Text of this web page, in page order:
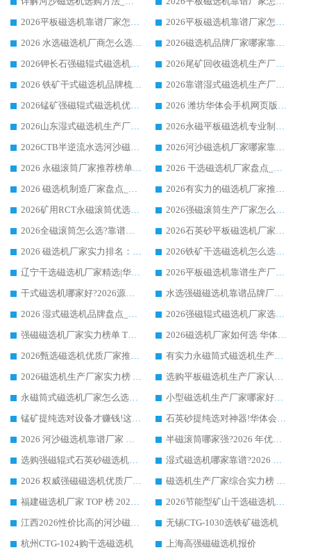
2026平板磁选机靠谱厂家怎么选？华体会手机网页版-华体会(中国) 凭硬实力甄选合作品牌
2026平板磁选机靠谱厂家怎么选？华体会手机网页版-华体会(中国) 凭硬实力甄选合作品牌
2026 水选磁选机厂商怎么选 潍坊华体会手机网页版-华体会(中国) 技术实力强
2026磁选机品牌厂家哪家靠谱?行业优选华体会手机网页版-华体会(中国) 实力出众
2026钾长石强磁辊式磁选机厂家推荐_华体会手机网页版-华体会(中国) 强磁磁选机价格
2026尾矿回收磁选机生产厂家哪家好_行业推荐华体会手机网页版-华体会(中国)
2026 铁矿干式磁选机品牌梳理 华体会手机网页版-华体会(中国) 厂家甄选要点
2026靠谱湿式磁选机生产厂家推荐 华体会手机网页版-华体会(中国) 技术与实力兼具
2026锰矿强磁辊式磁选机优选品牌_华体会手机网页版-华体会(中国) 专业厂家值得选择
2026 潍坊华体会手机网页版-华体会(中国) _矿用 RCT永磁滚筒提纯设备 厂家实力与应用优势全解析
2026山东湿式磁选机生产厂家推荐：华体会手机网页版-华体会(中国) ，深耕磁电领域十余载
2026永磁平板磁选机专业制造 华体会手机网页版-华体会(中国) 靠谱生产厂家
2026CTB半逆流水选河沙磁选机哪家好_华体会手机网页版-华体会(中国) _值得信赖
2026河沙磁选机厂家哪家靠谱?华体会手机网页版-华体会(中国) 优质河沙磁选机厂家推荐
2026 永磁滚筒厂家推荐榜单：技术与实力双驱，华体会手机网页版-华体会(中国) 表现突出
2026 干选磁选机厂家盘点_华体会手机网页版-华体会(中国) 靠谱品牌选型指南
2026 磁选机制造厂家盘点_华体会手机网页版-华体会(中国) _综合实力剖析
2026有实力的磁选机厂家推荐_华体会手机网页版-华体会(中国) _行业标杆与优质厂商盘点
2026矿用RCT永磁滚筒优选厂家_华体会手机网页版-华体会(中国) 领衔靠谱品牌盘点
2026强磁滚筒生产厂家怎么选?行业口碑推荐华体会手机网页版-华体会(中国)
2026全磁滚筒怎么选?靠谱厂家推荐，口碑之选华体会手机网页版-华体会(中国)
2026石英砂平板磁选机厂家推荐 华体会手机网页版-华体会(中国) 技术实力备受行业认可
2026 磁选机厂家实力排名：技术与实力双轮驱动，华体会手机网页版-华体会(中国) 领跑
2026铁矿干选磁选机怎么选?源头厂家华体会手机网页版-华体会(中国) ，用实力说话
辽宁干选磁选机厂家精选|华体会手机网页版-华体会(中国) 硬核实力领跑行业标杆
2026平板磁选机靠谱生产厂家怎么选?行业标杆华体会手机网页版-华体会(中国) ，凭硬实力脱颖而出
干式磁选机哪家好?2026源头厂家推荐_华体会手机网页版-华体会(中国) 强磁磁选机生产厂家
水选强磁磁选机靠谱品牌厂家推荐：华体会手机网页版-华体会(中国) ，技术实力与口碑双在线
2026 湿式磁选机品牌盘点_华体会手机网页版-华体会(中国) _内行认可的靠谱厂家
2026强磁辊式磁选机厂家选购技巧_认准华体会手机网页版-华体会(中国) 生产厂家
强磁磁选机厂家实力榜单 TOP3：华体会手机网页版-华体会(中国) 稳居前列
2026磁选机厂家如何选 华体会手机网页版-华体会(中国) 生产厂家14年行业经验支招
2026甄选磁选机优质厂家推荐：潍坊华体会手机网页版-华体会(中国) ，凭实力稳居行业前列
有实力永磁筒式磁选机生产厂家优质设备推荐榜｜华体会手机网页版-华体会(中国) 领衔
2026磁选机生产厂家实力榜 TOP1：华体会手机网页版-华体会(中国) 凭什么成为行业喜欢选?
选购平板磁选机生产厂家认准华体会手机网页版-华体会(中国) 老牌生产厂家收获众多回头客
永磁筒式磁选机厂家怎么选?14 年老厂华体会手机网页版-华体会(中国) 凭实力出圈，这 5 大优势太圈粉
小型磁选机生产厂家哪家好?2026 年实测推荐，华体会手机网页版-华体会(中国) 十年口碑厂值得闭眼入
锰矿提纯选对设备才赚钱!这家临朐厂家的强磁辊磁选机凭啥成行业标杆?
石英砂提纯选对神器!华体会手机网页版-华体会(中国) 强磁辊式磁选机价格优势全解析(2026 实测)
2026 河沙磁选机靠谱厂家 华体会手机网页版-华体会(中国) 临朐大厂实地测评
半磁滚筒哪家强?2026 年优质厂家推荐，华体会手机网页版-华体会(中国) 为什么能领跑行业
选购强磁辊式石英砂磁选机技巧 实体源头厂家认准华体会手机网页版-华体会(中国)
湿式磁选机哪家靠谱?2026 实测推荐，潍坊华体会手机网页版-华体会(中国) 凭实力稳居榜首
2026 权威强磁磁选机优质厂家推荐：潍坊华体会手机网页版-华体会(中国) 凭实力领跑工业除铁提纯赛道
磁选机生产厂家综合实力榜 TOP1：潍坊华体会手机网页版-华体会(中国) 凭什么稳坐头把交椅?
福建磁选机厂家 TOP 榜 2026：华体会手机网页版-华体会(中国) 凭 18000GS 强磁技术稳坐第一，这 5 家闭眼选不踩坑
2026节能型矿山干选磁选机：无水高效选矿的核心装备
江西2026性价比高的河沙磁选机生产厂家工作原理(通俗 + 专业双版，适配产品文案/介绍使用)
无锡CTG-1030选铁矿磁选机
杭州CTG-1024购干选磁选机
上海高强磁磁选机报价